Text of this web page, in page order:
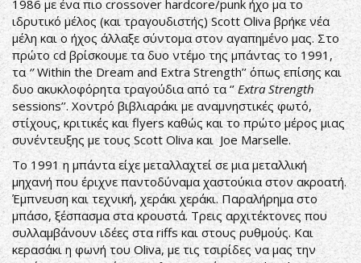
1986 με ένα πιο crossover hardcore/punk ήχο μα το
ιδρυτικό μέλος (και τραγουδιστής) Scott Oliva βρήκε νέα
μέλη και ο ήχος άλλαξε σύντομα στον αγαπημένο μας. Στο
πρώτο cd βρίσκουμε τα δυο ντέμο της μπάντας το 1991,
τα‘’Within the Dream and Extra Strength’’ όπως επίσης και
δυο ακυκλοφόρητα τραγούδια από τα ‘’Extra Strength
sessions’’. Χοντρό βιβλιαράκι με αναμνηστικές φωτό,
στίχους, κριτικές και flyers καθώς και το πρώτο μέρος μιας
συνέντευξης με τους Scott Oliva και Joe Marselle.
Το 1991 η μπάντα είχε μεταλλαχτεί σε μια μεταλλική
μηχανή που έριχνε παντοδύναμα χαστούκια στον ακροατή.
Έμπνευση και τεχνική, χεράκι χεράκι. Παραλήρημα στο
μπάσο, ξέσπασμα στα κρουστά. Τρεις αρχιτέκτονες που
συλλαμβάνουν ιδέες στα riffs και στους ρυθμούς. Και
κερασάκι η φωνή του Oliva, με τις τσιρίδες να μας την